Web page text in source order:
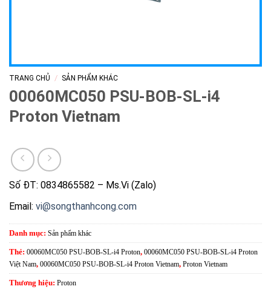
TRANG CHỦ / SẢN PHẨM KHÁC
00060MC050 PSU-BOB-SL-i4
Proton Vietnam
Số ĐT: 0834865582 – Ms.Vi (Zalo)
Email: vi@songthanhcong.com
Danh mục: Sản phẩm khác
Thẻ: 00060MC050 PSU-BOB-SL-i4 Proton, 00060MC050 PSU-BOB-SL-i4 Proton
Việt Nam, 00060MC050 PSU-BOB-SL-i4 Proton Vietnam, Proton Vietnam
Thương hiệu: Proton